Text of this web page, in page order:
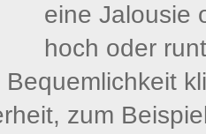
eine Jalousie
hoch oder
zum